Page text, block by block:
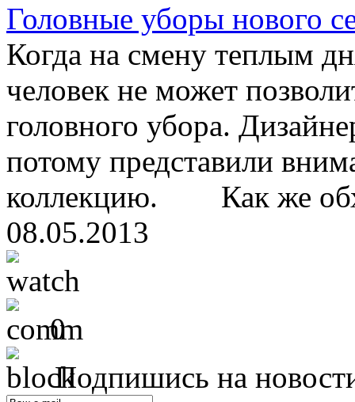
Головные уборы нового
Когда на смену теплым
человек не может
головного убора.
потому представили
коллекцию. Как же
08.05.2013
0
Подпишись на